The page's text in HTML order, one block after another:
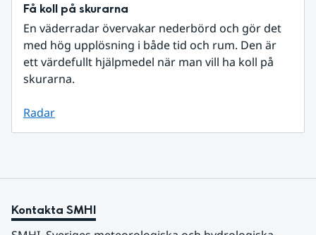
Få koll på skurarna
En väderradar övervakar nederbörd och gör det
med hög upplösning i både tid och rum. Den är
ett värdefullt hjälpmedel när man vill ha koll på
skurarna.
Radar
Kontakta SMHI